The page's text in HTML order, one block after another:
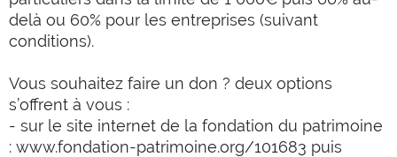
delà ou 60% pour les entreprises (suivant
conditions).
Vous souhaitez faire un don ? deux options
s’offrent à vous :
- sur le site internet de la fondation du patrimoine
: www.fondation-patrimoine.org/101683 puis